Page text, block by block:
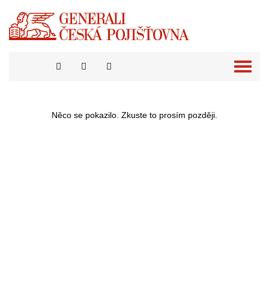
Něco se pokazilo. Zkuste to prosím později.